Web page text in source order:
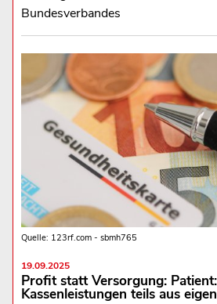
Bundesverbandes
Quelle: 123rf.com - sbmh765
19.09.2025
Profit statt Versorgung:
Kassenleistungen teils aus